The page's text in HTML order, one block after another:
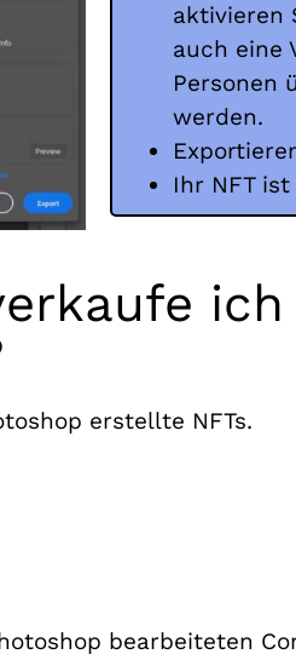
aktivieren
auch eine
Personen
werden.
Ihr NFT
ich
erstellte NFTs.
bearbeiteten